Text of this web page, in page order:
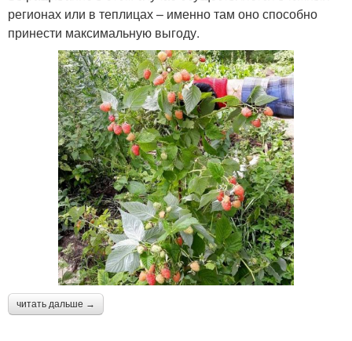
регионах или в теплицах – именно там оно способно
принести максимальную выгоду.
читать дальше →